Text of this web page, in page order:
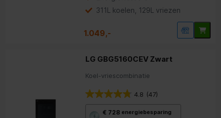
311L koelen, 129L vriezen
1.049,-
LG GBG5160CEV Zwart
Koel-vriescombinatie
4.8 (47)
€ 728 energiebesparing